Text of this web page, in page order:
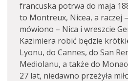
francuska potrwa do maja
to Montreux, Nicea, a raczej
mówiono – Nica i wreszcie
Kazimiera robić będzie
Lyonu, do Cannes, do San
Mediolanu, a także do
27 lat, niedawno przeżyła